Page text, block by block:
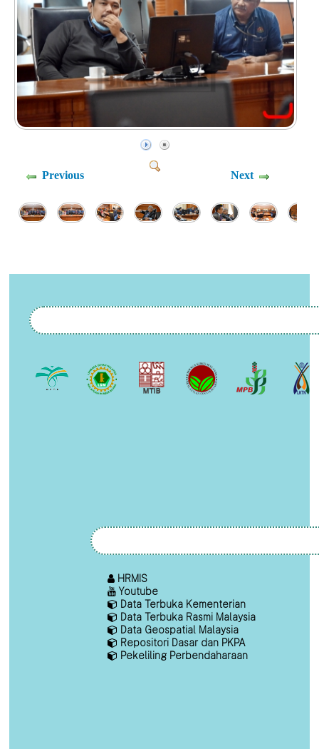
Previous Next
HRMIS
Youtube
Data Terbuka Kementerian
Data Terbuka Rasmi Malaysia
Data Geospatial Malaysia
Repositori Dasar dan PKPA
Pekeliling Perbendaharaan